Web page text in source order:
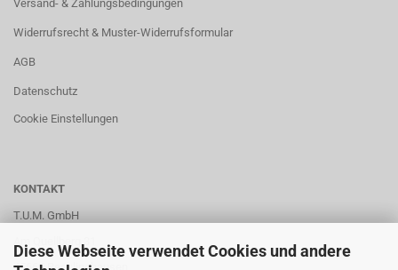
Diese Webseite verwendet Cookies und andere
Versand- & Zahlungsbedingungen
Widerrufsrecht & Muster-Widerrufsformular
AGB
Datenschutz
Cookie Einstellungen
KONTAKT
T.U.M. GmbH
Am Quellberg 31
45665 Recklinghausen